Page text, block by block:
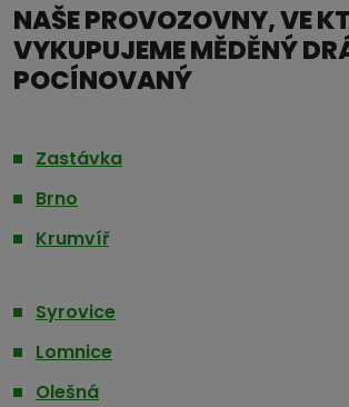
NAŠE PROVOZOVNY, VE
VYKUPUJEME MĚDĚNÝ
POCÍNOVANÝ
Zastávka
Brno
Krumvíř
Syrovice
Lomnice
Olešná